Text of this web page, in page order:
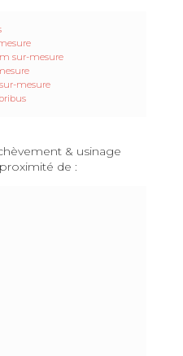
sur-mesure
mesure
& usinage
de :